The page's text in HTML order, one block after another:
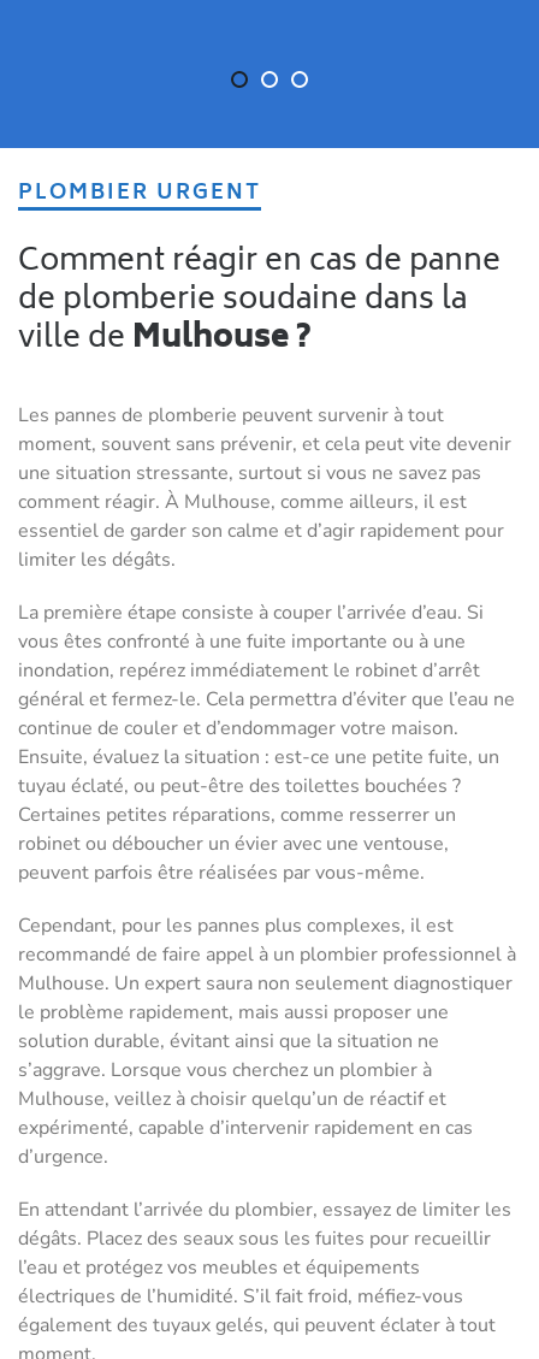
PLOMBIER URGENT
Comment réagir en cas de panne
de plomberie soudaine dans la
ville de Mulhouse ?
Les pannes de plomberie peuvent survenir à tout
moment, souvent sans prévenir, et cela peut vite devenir
une situation stressante, surtout si vous ne savez pas
comment réagir. À Mulhouse, comme ailleurs, il est
essentiel de garder son calme et d’agir rapidement pour
limiter les dégâts.
La première étape consiste à couper l’arrivée d’eau. Si
vous êtes confronté à une fuite importante ou à une
inondation, repérez immédiatement le robinet d’arrêt
général et fermez-le. Cela permettra d’éviter que l’eau ne
continue de couler et d’endommager votre maison.
Ensuite, évaluez la situation : est-ce une petite fuite, un
tuyau éclaté, ou peut-être des toilettes bouchées ?
Certaines petites réparations, comme resserrer un
robinet ou déboucher un évier avec une ventouse,
peuvent parfois être réalisées par vous-même.
Cependant, pour les pannes plus complexes, il est
recommandé de faire appel à un plombier professionnel à
Mulhouse. Un expert saura non seulement diagnostiquer
le problème rapidement, mais aussi proposer une
solution durable, évitant ainsi que la situation ne
s’aggrave. Lorsque vous cherchez un plombier à
Mulhouse, veillez à choisir quelqu’un de réactif et
expérimenté, capable d’intervenir rapidement en cas
d’urgence.
En attendant l’arrivée du plombier, essayez de limiter les
dégâts. Placez des seaux sous les fuites pour recueillir
l’eau et protégez vos meubles et équipements
électriques de l’humidité. S’il fait froid, méfiez-vous
également des tuyaux gelés, qui peuvent éclater à tout